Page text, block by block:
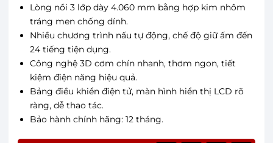
Lòng nồi 3 lớp dày 4.060 mm bằng hợp kim nhôm
tráng men chống dính.
Nhiều chương trình nấu tự động, chế độ giữ ấm đến
24 tiếng tiện dụng.
Công nghệ 3D cơm chín nhanh, thơm ngon, tiết
kiệm điện năng hiệu quả.
Bảng điều khiển điện tử, màn hình hiển thị LCD rõ
ràng, dễ thao tác.
Bảo hành chính hãng: 12 tháng.